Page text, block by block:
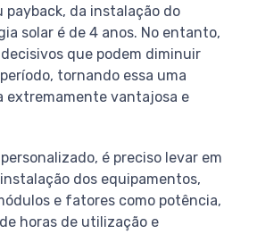
payback, da instalação do
solar é de 4 anos. No entanto,
que podem diminuir
tornando essa uma
extremamente vantajosa e
é preciso levar em
dos equipamentos,
e fatores como potência,
horas de utilização e